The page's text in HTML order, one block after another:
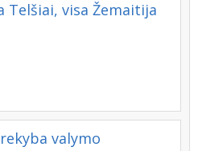
Telšiai, visa Žemaitija
valymo